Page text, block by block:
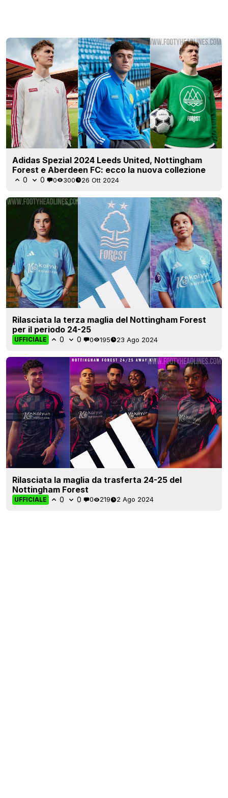
Adidas Spezial 2024 Leeds United, Nottingham
Forest e Aberdeen FC: ecco la nuova collezione
0 0 0 300 26 Ott 2024
Rilasciata la terza maglia del Nottingham Forest
per il periodo 24-25
UFFICIALE 0 0 0 195 23 Ago 2024
Rilasciata la maglia da trasferta 24-25 del
Nottingham Forest
UFFICIALE 0 0 0 219 2 Ago 2024